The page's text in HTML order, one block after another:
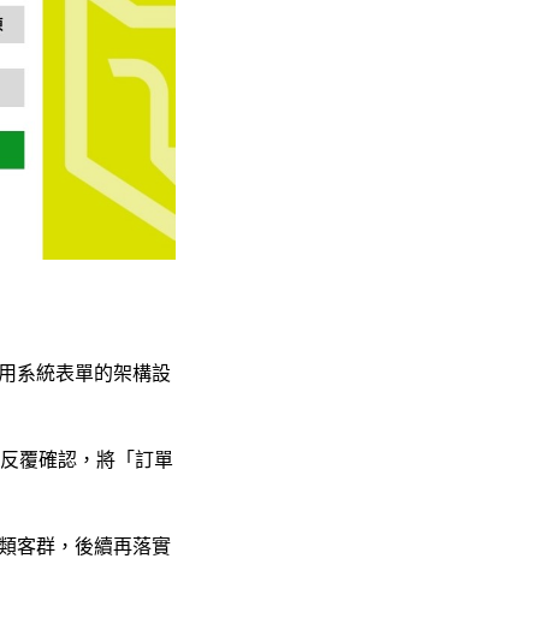
系統表單的架構設
覆確認，將「訂單
客群，後續再落實